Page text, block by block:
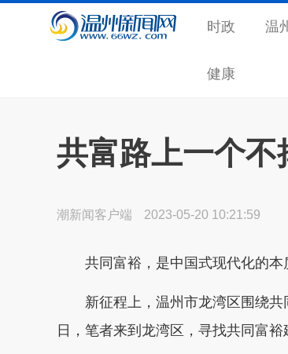
时政 温
健康
共富路上一个
潮新闻客户端 2023-05-20 10:21:59
共同富裕，是中国式现代化的本
新征程上，温州市龙湾区围绕共
日，笔者来到龙湾区，寻找共同富裕